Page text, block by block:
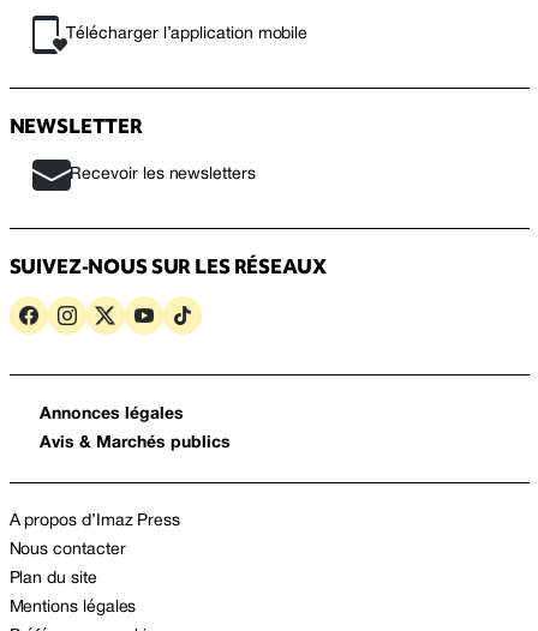
Télécharger l’application mobile
NEWSLETTER
Recevoir les newsletters
SUIVEZ-NOUS SUR LES RÉSEAUX
Annonces légales
Avis & Marchés publics
A propos d’Imaz Press
Nous contacter
Plan du site
Mentions légales